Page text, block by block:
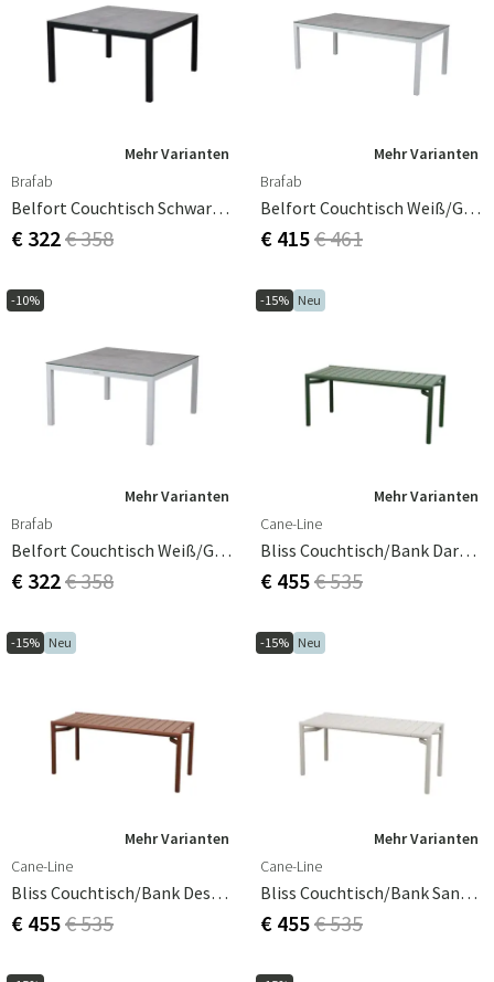
Mehr Varianten
Brafab
Belfort Couchtisch Schwarz/grau Aluminium 90x90 3D Bedruckte Glasplatte
€ 322€ 358
Mehr Varianten
Brafab
Belfort Couchtisch Weiß/grau Aluminium 70x140 3D-Gedruckte Glasplatte
€ 415€ 461
-10%
Mehr Varianten
Brafab
Belfort Couchtisch Weiß/grau Aluminium 90x90 3D-Gedruckte Glasplatte
€ 322€ 358
-15% Neu
Mehr Varianten
Cane-Line
Bliss Couchtisch/bank Dark Green, Aluminium
€ 455€ 535
-15% Neu
Mehr Varianten
Cane-Line
Bliss Couchtisch/bank Desert Red, Aluminium
€ 455€ 535
-15% Neu
Mehr Varianten
Cane-Line
Bliss Couchtisch/bank Sand, Aluminium
€ 455€ 535